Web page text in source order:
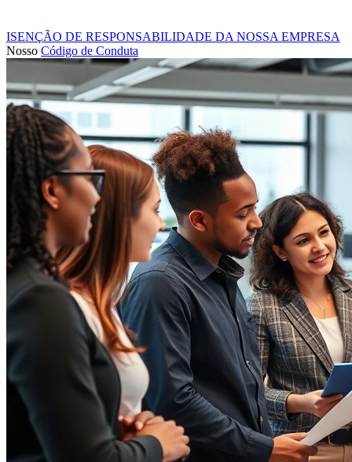
ISENÇÃO DE RESPONSABILIDADE DA NOSSA EMPRESA
Nosso Código de Conduta